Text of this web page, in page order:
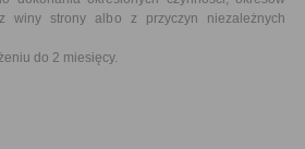
winy strony albo z przyczyn niezależnych
do 2 miesięcy.